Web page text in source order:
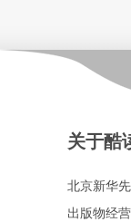
关于酷
北京新华
出版物经